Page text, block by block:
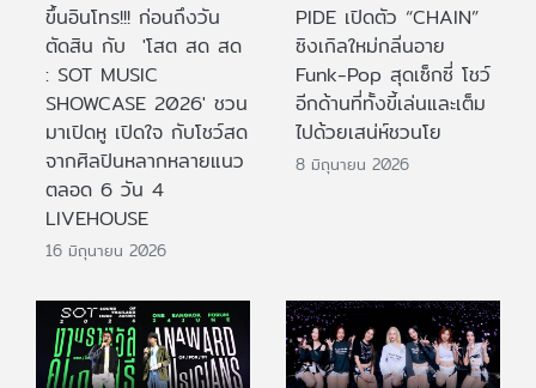
ขึ้นอินโทร!!! ก่อนถึงวัน
ตัดสิน กับ 'โสต สด สด
: SOT MUSIC
SHOWCASE 2026' ชวน
มาเปิดหู เปิดใจ กับโชว์สด
จากศิลปินหลากหลายแนว
ตลอด 6 วัน 4
LIVEHOUSE
16 มิถุนายน 2026
PIDE เปิดตัว “CHAIN”
ซิงเกิลใหม่กลิ่นอาย
Funk-Pop สุดเซ็กซี่ โชว์
อีกด้านที่ทั้งขี้เล่นและเต็ม
ไปด้วยเสน่ห์ชวนโย
8 มิถุนายน 2026